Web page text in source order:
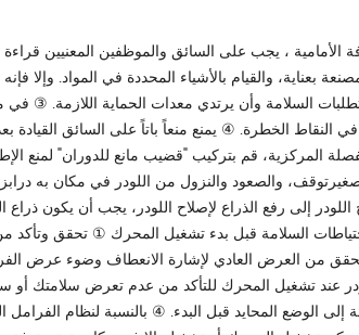
الأمامية ، يجب على السائق والموظفين المعنيين قراءة
بعناية، والقيام بالأشياء المحددة في المواد.
السلامة وأن يرتدي معدات الحماية اللازمة. ③ في
الخطرة. ④ يمنع منعاً باتاً على السائق
المركزية، قم بتركيب "قضيب مانع للدوران" لمنع
توقف، والصعود والنزول من اللودر في مكان به
إلى رفع الذراع لإصلاح اللودر، يجب أن يكون
الرافعة أبدًا تحت أي حالة صيانة. 2. احتياطات السلامة قبل بدء تشغيل
من العرض العادي لإشارة الانعطاف وضوء عرض
عند تشغيل المحرك للتأكد من عدم تعرض سلامتك أو
الوضع المحايد قبل البدء. ④ بالنسبة لنظام الفرامل